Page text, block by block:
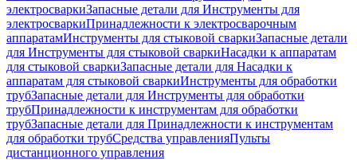
электросваркиЗапасные детали для Инструменты для
электросваркиПринадлежности к электросварочным
аппаратамИнструменты для стыковой сваркиЗапасные детали
для Инструменты для стыковой сваркиНасадки к аппаратам
для стыковой сваркиЗапасные детали для Насадки к
аппаратам для стыковой сваркиИнструменты для обработки
трубЗапасные детали для Инструменты для обработки
трубПринадлежности к инструментам для обработки
трубЗапасные детали для Принадлежности к инструментам
для обработки трубСредства управленияПульты
дистанционного управления